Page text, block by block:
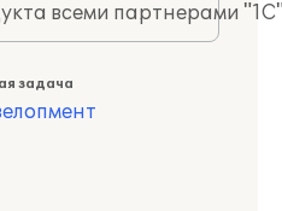
всеми партнерами
задача